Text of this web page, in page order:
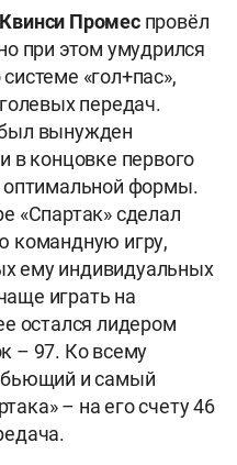
Квинси Промес провёл
при этом умудрился
«гол+пас»,
передач.
вынужден
в концовке первого
оптимальной формы.
«Спартак» сделал
командную игру,
ему индивидуальных
играть на
остался лидером
– 97. Ко всему
и самый
– на его счету 46